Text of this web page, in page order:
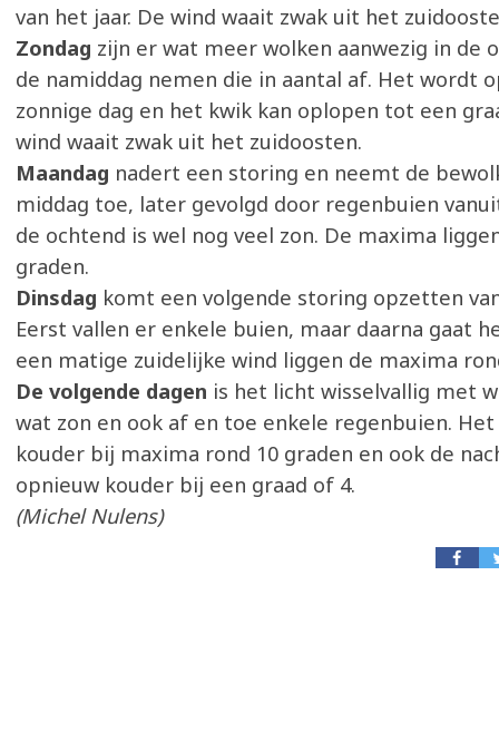
van het jaar. De wind waait zwak uit het
Zondag zijn er wat meer wolken aanwezig in de
de namiddag nemen die in aantal af. Het wordt
zonnige dag en het kwik kan oplopen tot een
wind waait zwak uit het zuidoosten.
Maandag nadert een storing en neemt de
middag toe, later gevolgd door regenbuien
de ochtend is wel nog veel zon. De maxima
graden.
Dinsdag komt een volgende storing opzetten
Eerst vallen er enkele buien, maar daarna gaat
een matige zuidelijke wind liggen de maxima
De volgende dagen is het licht wisselvallig met
wat zon en ook af en toe enkele regenbuien.
kouder bij maxima rond 10 graden en ook de
opnieuw kouder bij een graad of 4.
(Michel Nulens)